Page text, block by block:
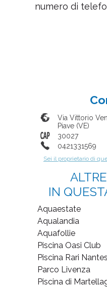
numero di
Via Vittorio
Piave(VE)
30027
0421331569
Sei il proprietario di
IN
Aquaestate
Aqualandia
Aquafollie
Piscina Oasi Club
Piscina Rari
Parco Livenza
Piscina di